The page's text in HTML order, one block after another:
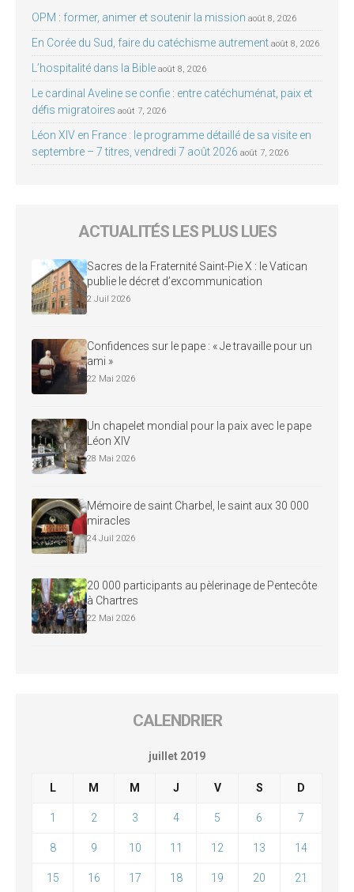
OPM : former, animer et soutenir la mission août 8, 2026
En Corée du Sud, faire du catéchisme autrement août 8, 2026
L’hospitalité dans la Bible août 8, 2026
Le cardinal Aveline se confie : entre catéchuménat, paix et
défis migratoires août 7, 2026
Léon XIV en France : le programme détaillé de sa visite en
septembre – 7 titres, vendredi 7 août 2026 août 7, 2026
ACTUALITÉS LES PLUS LUES
Sacres de la Fraternité Saint-Pie X : le Vatican
publie le décret d’excommunication
2 Juil 2026
Confidences sur le pape : « Je travaille pour un
ami »
22 Mai 2026
Un chapelet mondial pour la paix avec le pape
Léon XIV
28 Mai 2026
Mémoire de saint Charbel, le saint aux 30 000
miracles
24 Juil 2026
20 000 participants au pèlerinage de Pentecôte
à Chartres
22 Mai 2026
CALENDRIER
juillet 2019
L M M J V S D
1 2 3 4 5 6 7
8 9 10 11 12 13 14
15 16 17 18 19 20 21